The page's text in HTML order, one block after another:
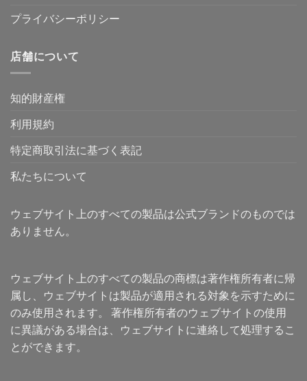
プライバシーポリシー
店舗について
知的財産権
利用規約
特定商取引法に基づく表記
私たちについて
ウェブサイト上のすべての製品は公式ブランドのものでは
ありません。
ウェブサイト上のすべての製品の商標は著作権所有者に帰
属し、ウェブサイトは製品が適用される対象を示すために
のみ使用されます。 著作権所有者のウェブサイトの使用
に異議がある場合は、ウェブサイトに連絡して処理するこ
とができます。